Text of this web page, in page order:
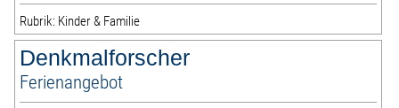
Rubrik: Kinder & Familie
Denkmalforscher
Ferienangebot